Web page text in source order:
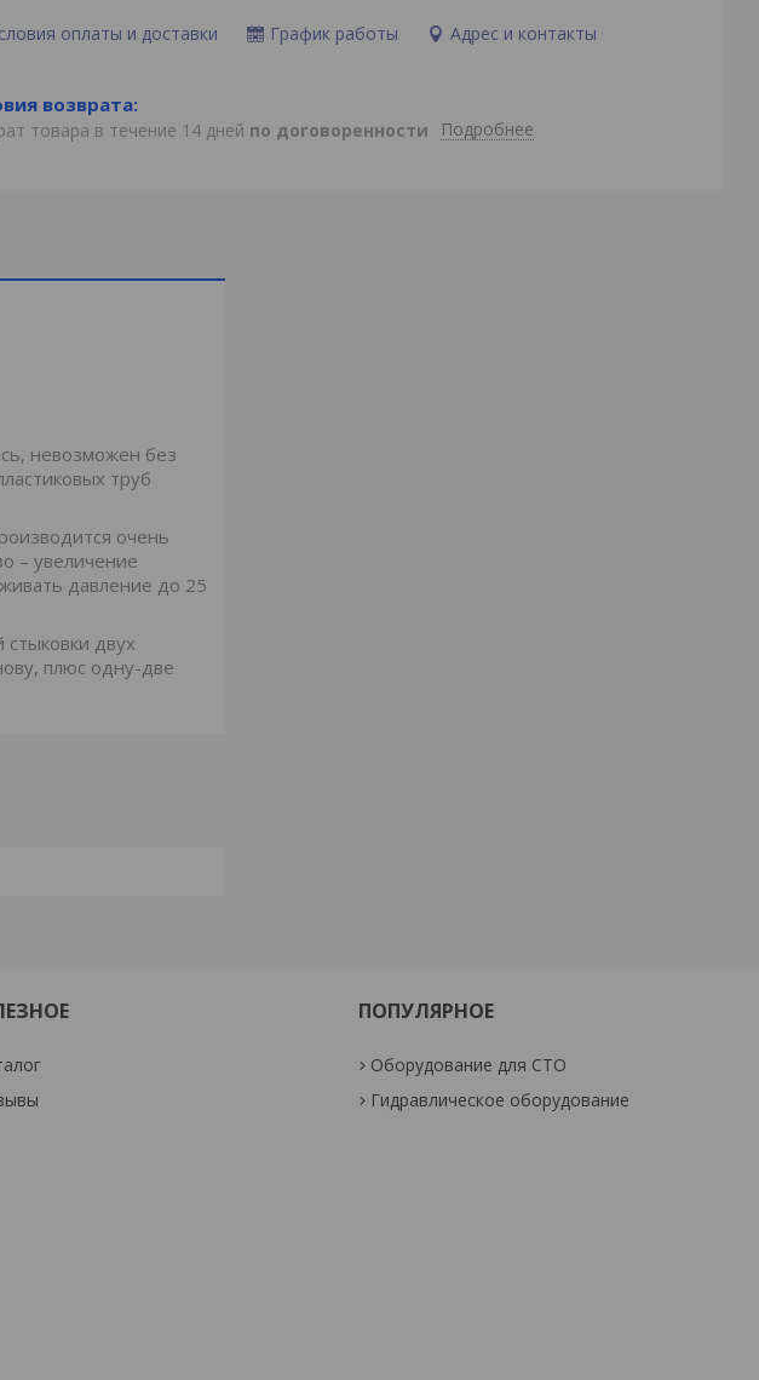
оплаты и доставки График работы Адрес и контакты
товара в течение 14 дней по договоренности Подробнее
невозможен без
труб
очень
– увеличение
давление до 25
стыковки двух
плюс одну-две
ПОПУЛЯРНОЕ
Оборудование для СТО
Гидравлическое оборудование